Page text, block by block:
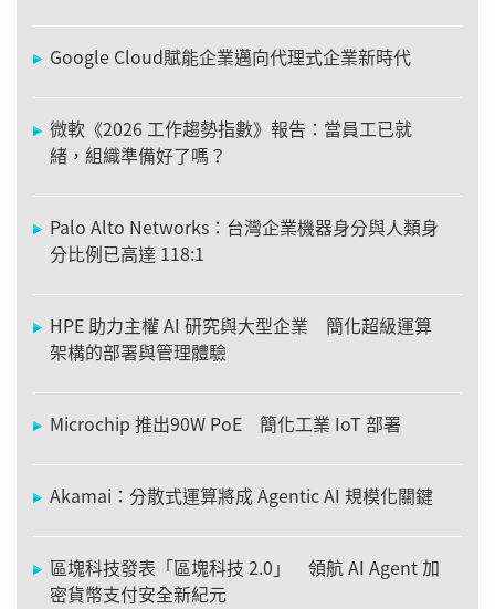
Google Cloud賦能企業邁向代理式企業新時代
微軟《2026 工作趨勢指數》報告：當員工已就
緒，組織準備好了嗎？
Palo Alto Networks：台灣企業機器身分與人類身
分比例已高達 118:1
HPE 助力主權 AI 研究與大型企業 簡化超級運算
架構的部署與管理體驗
Microchip 推出90W PoE 簡化工業 IoT 部署
Akamai：分散式運算將成 Agentic AI 規模化關鍵
區塊科技發表「區塊科技 2.0」 領航 AI Agent 加
密貨幣支付安全新紀元